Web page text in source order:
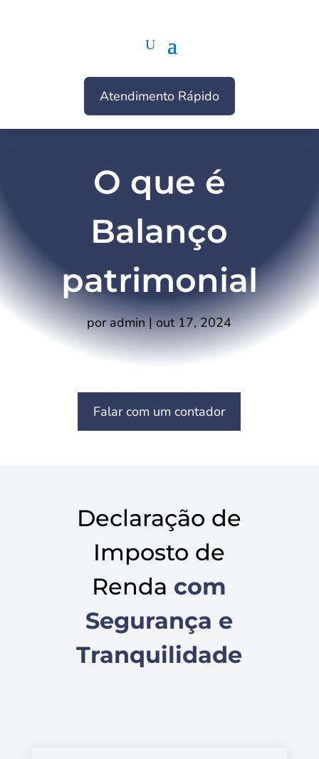
Atendimento Rápido
O que é
Balanço
patrimonial
poradmin|out 17, 2024
Falar com um contador
Declaração de
Imposto de
Renda com
Segurança e
Tranquilidade